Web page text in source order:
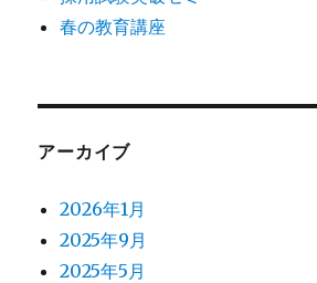
春の教育講座
アーカイブ
2026年1月
2025年9月
2025年5月